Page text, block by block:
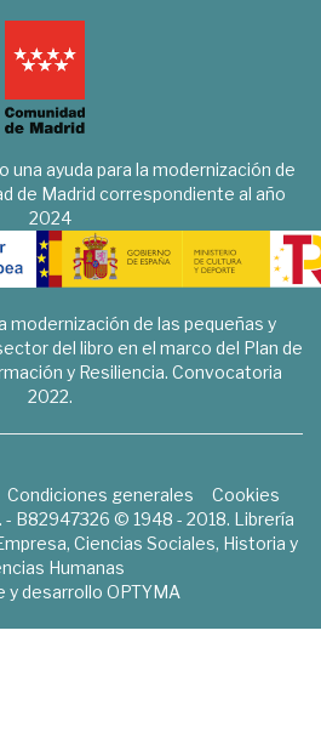
una ayuda para la modernización de
de Madrid correspondiente al año
2024
modernización de las pequeñas y
del libro en el marco del Plan de
y Resiliencia. Convocatoria
2022.
Condiciones generales
Cookies
- B82947326 © 1948 - 2018. Librería
Ciencias Sociales, Historia y
Humanas
y desarrollo OPTYMA